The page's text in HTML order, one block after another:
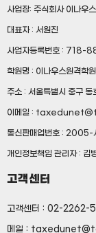
제 3조 (약관 효력
이 약관
등록을
간주합
2. 회사
서비스
제 4조 (약관의
만료된 때
– 배송정보의 경
(단, 상법 등 법령
예외로 합니다.)
위 보유기간에도
* 계약기간이 끝
개인정보를 계속
이용기간을 명시
㈜택스에듀넷은
이용목적>에서
사업장: 주식회사 이나우스
대표자 : 서원진
사업자등록번호 :
학원명 : 이나우스원격
주소 : 서울특별시 중구
이메일 :
통신판매업번호 : 2005-
개인정보책임 관리자 : 김
고객센터
고객센터 : 02-2262-
메일 :